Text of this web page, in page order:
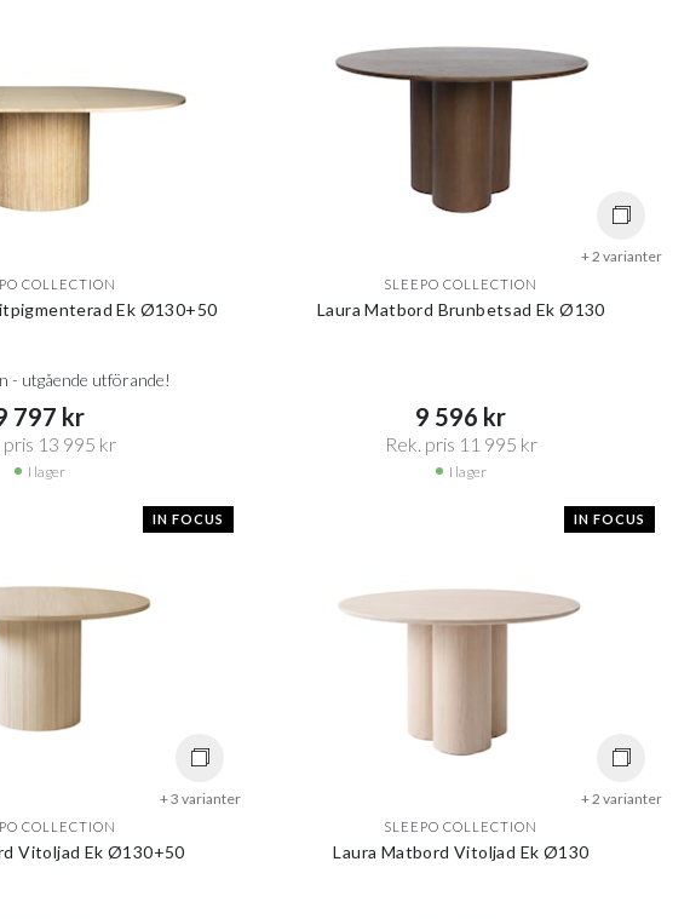
COLLECTION
Ek Ø130+50
- utgående utförande!
797 kr​​
pris 13 995 kr​​
I lager
+ 2 varianter
SLEEPO COLLECTION
Laura Matbord Brunbetsad Ek Ø130
9 596 kr​​
Rek. pris 11 995 kr​​
I lager
IN FOCUS
+ 3 varianter
COLLECTION
Vitoljad Ek Ø130+50
IN FOCUS
+ 2 varianter
SLEEPO COLLECTION
Laura Matbord Vitoljad Ek Ø130